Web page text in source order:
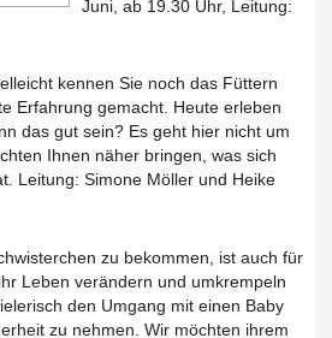
Juni, ab 19.30 Uhr, Leitung:
kennen Sie noch das Füttern
Erfahrung gemacht. Heute erleben
das gut sein? Es geht hier nicht um
Ihnen näher bringen, was sich
Leitung: Simone Möller und Heike
zu bekommen, ist auch für
Leben verändern und umkrempeln
den Umgang mit einen Baby
zu nehmen. Wir möchten ihrem